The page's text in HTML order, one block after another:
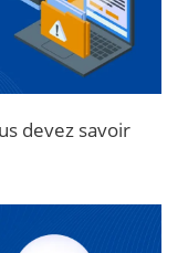
devez savoir